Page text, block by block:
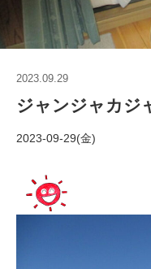
2023.09.29
ジャンジャカジ
2023-09-29(金)